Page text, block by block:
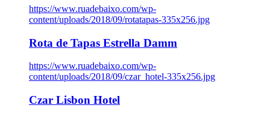
https://www.ruadebaixo.com/wp-
content/uploads/2018/09/rotatapas-335x256.jpg
Rota de Tapas Estrella Damm
https://www.ruadebaixo.com/wp-
content/uploads/2018/09/czar_hotel-335x256.jpg
Czar Lisbon Hotel